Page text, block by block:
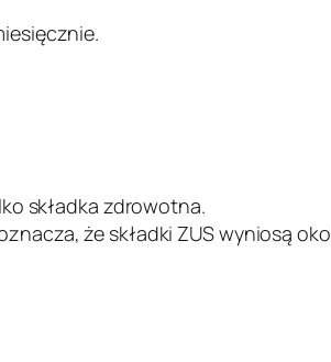
składka zdrowotna.
że składki ZUS wyniosą